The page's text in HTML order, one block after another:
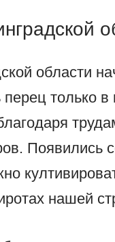
области
только в
Появились
нашей